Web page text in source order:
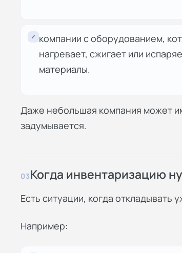
✓ компании с оборудованием,
нагревает, сжигает или
материалы.
Даже небольшая компания может
задумывается.
03Когда инвентаризацию
Есть ситуации, когда откладывать
Например: